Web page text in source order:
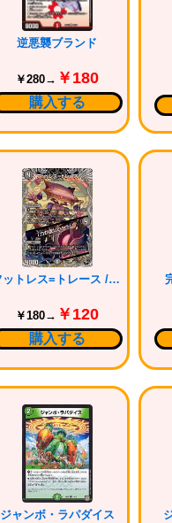
逆悪襲ブランド
￥280→ ￥180
購入する
フットレス=トレース /「力が欲しいか？」
￥180→ ￥120
購入する
ジャンボ・ラパダイス